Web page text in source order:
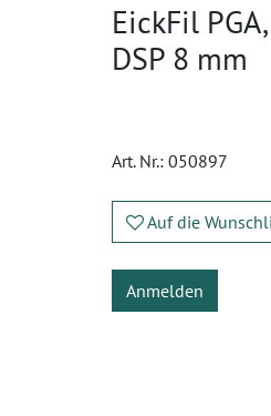
EickFil
DSP 8 mm
Art. Nr.: 050897
Auf die
Anmelden